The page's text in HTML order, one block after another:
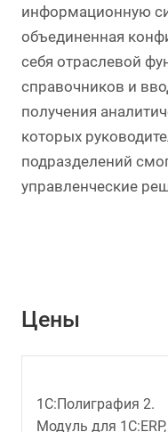
информационную
объединенная
себя отраслевой
справочников и
получения
которых
подразделений
управленческие
Цены
1С:Полиграфия 2.
Модуль для 1С:ERP,